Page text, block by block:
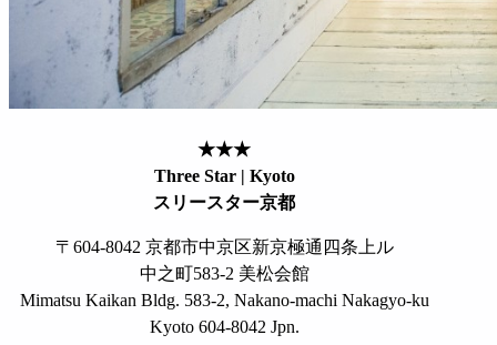
★★★
Three Star | Kyoto
スリースター京都
〒604-8042 京都市中京区新京極通四条上ル
中之町583-2 美松会館
Mimatsu Kaikan Bldg. 583-2, Nakano-machi Nakagyo-ku
Kyoto 604-8042 Jpn.